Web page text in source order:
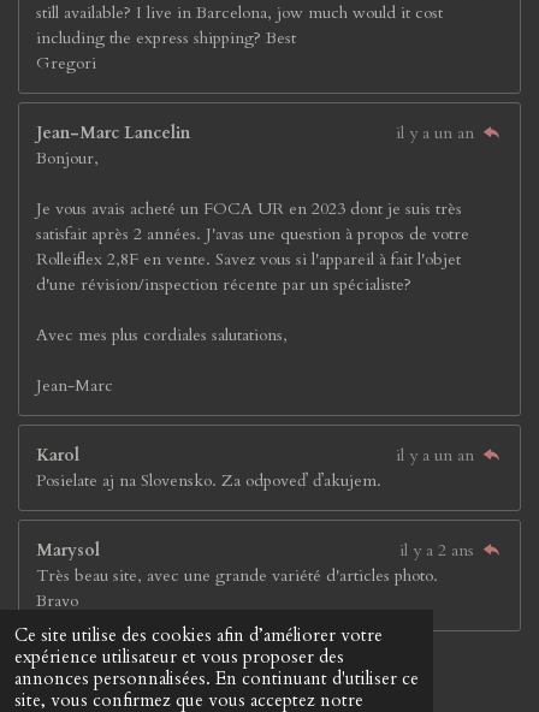
Ce site utilise des cookies afin d’améliorer votre
expérience utilisateur et vous proposer des
annonces personnalisées. En continuant d'utiliser ce
site, vous confirmez que vous acceptez notre
still available? I live in Barcelona, jow much would it cost
including the express shipping? Best
Gregori
Jean-Marc Lancelin
il y a un an
Bonjour,
Je vous avais acheté un FOCA UR en 2023 dont je suis très
satisfait après 2 années. J'avas une question à propos de votre
Rolleiflex 2,8F en vente. Savez vous si l'appareil à fait l'objet
d'une révision/inspection récente par un spécialiste?
Avec mes plus cordiales salutations,
Jean-Marc
Karol
il y a un an
Posielate aj na Slovensko. Za odpoveď ďakujem.
Marysol
il y a 2 ans
Très beau site, avec une grande variété d'articles photo.
Bravo
© 2023 - 2026 Jay &Jay'S
Propulsé par